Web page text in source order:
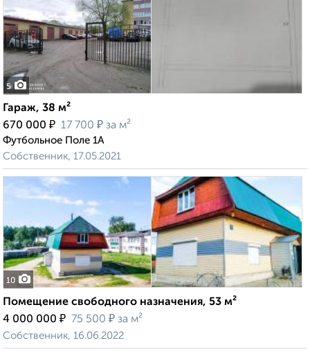
5
Гараж, 38 м²
670 000 ₽ 17 700 ₽ за м²
Футбольное Поле 1А
Собственник, 17.05.2021
10
Помещение свободного назначения, 53 м²
4 000 000 ₽ 75 500 ₽ за м²
Собственник, 16.06.2022